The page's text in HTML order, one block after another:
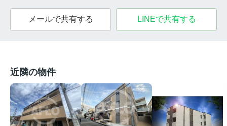
メールで共有する LINEで共有する
近隣の物件